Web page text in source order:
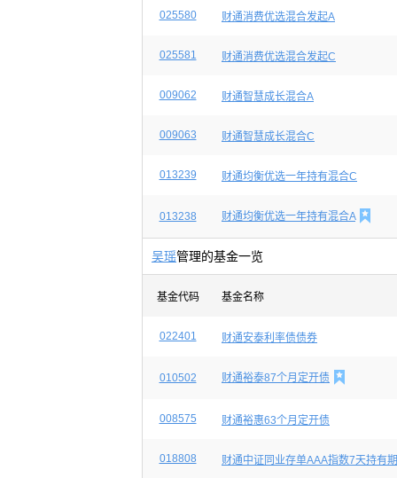
025580 财通消费优选混合发起A
025581 财通消费优选混合发起C
009062 财通智慧成长混合A
009063 财通智慧成长混合C
013239 财通均衡优选一年持有混合C
013238 财通均衡优选一年持有混合A 
吴瑶管理的基金一览
基金代码 基金名称
022401 财通安泰利率债债券
010502 财通裕泰87个月定开债 
008575 财通裕惠63个月定开债
018808 财通中证同业存单AAA指数7天持有期